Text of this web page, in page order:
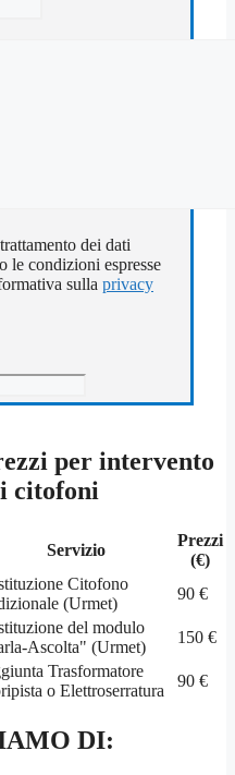
dei dati
le condizioni espresse
sulla privacy
per intervento
citofoni
Servizio
Prezzi
(€)
Citofono
(Urmet)
90 €
del modulo
Ascolta" (Urmet)
150 €
Trasformatore
o Elettroserratura
90 €
DI: